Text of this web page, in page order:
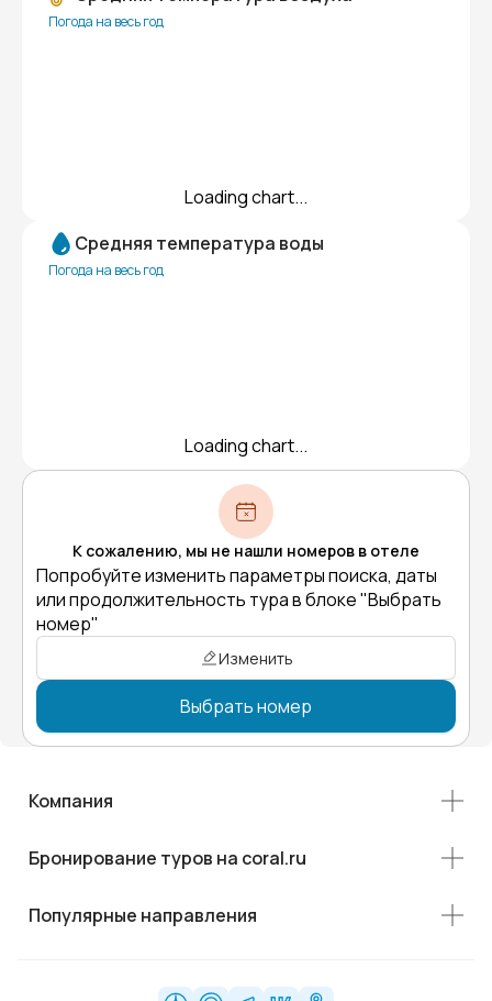
Погода на весь год
Loading chart...
Средняя температура воды
Погода на весь год
Loading chart...
К сожалению, мы не нашли номеров в отеле
Попробуйте изменить параметры поиска, даты
или продолжительность тура в блоке "Выбрать
номер"
Изменить
Выбрать номер
Компания
Бронирование туров на coral.ru
Популярные направления